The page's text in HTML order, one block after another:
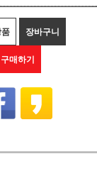
장바구니
구매하기